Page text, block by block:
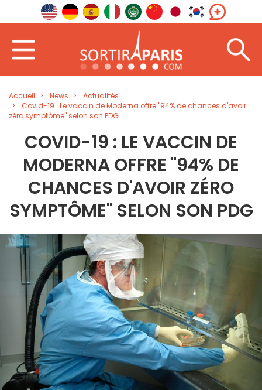
Accueil News
Actualités
Covid-19 : Le vaccin de Moderna offre "94% de chances d'avoir
zéro symptôme" selon son PDG
COVID-19 : LE VACCIN DE
MODERNA OFFRE "94% DE
CHANCES D'AVOIR ZÉRO
SYMPTÔME" SELON SON PDG